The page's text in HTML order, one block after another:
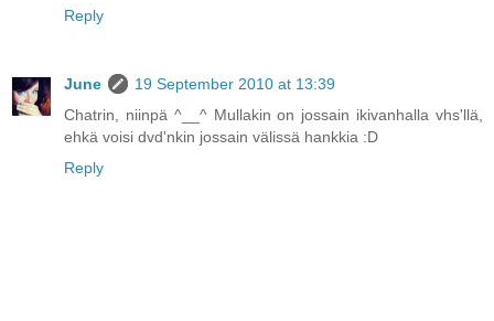
Reply
June
19 September 2010 at 13:39
Chatrin, niinpä ^__^ Mullakin on jossain ikivanhalla vhs'llä,
ehkä voisi dvd'nkin jossain välissä hankkia :D
Reply